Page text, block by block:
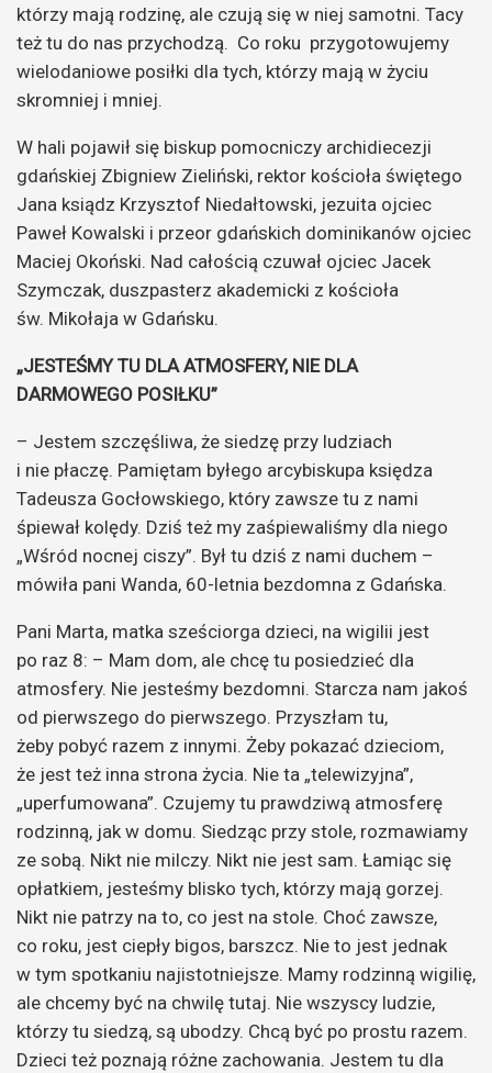
którzy mają rodzinę, ale czują się w niej samotni. Tacy
też tu do nas przychodzą. Co roku przygotowujemy
wielodaniowe posiłki dla tych, którzy mają w życiu
skromniej i mniej.
W hali pojawił się biskup pomocniczy archidiecezji
gdańskiej Zbigniew Zieliński, rektor kościoła świętego
Jana ksiądz Krzysztof Niedałtowski, jezuita ojciec
Paweł Kowalski i przeor gdańskich dominikanów ojciec
Maciej Okoński. Nad całością czuwał ojciec Jacek
Szymczak, duszpasterz akademicki z kościoła
św. Mikołaja w Gdańsku.
„JESTEŚMY TU DLA ATMOSFERY, NIE DLA
DARMOWEGO POSIŁKU”
– Jestem szczęśliwa, że siedzę przy ludziach
i nie płaczę. Pamiętam byłego arcybiskupa księdza
Tadeusza Gocłowskiego, który zawsze tu z nami
śpiewał kolędy. Dziś też my zaśpiewaliśmy dla niego
„Wśród nocnej ciszy”. Był tu dziś z nami duchem –
mówiła pani Wanda, 60-letnia bezdomna z Gdańska.
Pani Marta, matka sześciorga dzieci, na wigilii jest
po raz 8: – Mam dom, ale chcę tu posiedzieć dla
atmosfery. Nie jesteśmy bezdomni. Starcza nam jakoś
od pierwszego do pierwszego. Przyszłam tu,
żeby pobyć razem z innymi. Żeby pokazać dzieciom,
że jest też inna strona życia. Nie ta „telewizyjna”,
„uperfumowana”. Czujemy tu prawdziwą atmosferę
rodzinną, jak w domu. Siedząc przy stole, rozmawiamy
ze sobą. Nikt nie milczy. Nikt nie jest sam. Łamiąc się
opłatkiem, jesteśmy blisko tych, którzy mają gorzej.
Nikt nie patrzy na to, co jest na stole. Choć zawsze,
co roku, jest ciepły bigos, barszcz. Nie to jest jednak
w tym spotkaniu najistotniejsze. Mamy rodzinną wigilię,
ale chcemy być na chwilę tutaj. Nie wszyscy ludzie,
którzy tu siedzą, są ubodzy. Chcą być po prostu razem.
Dzieci też poznają różne zachowania. Jestem tu dla